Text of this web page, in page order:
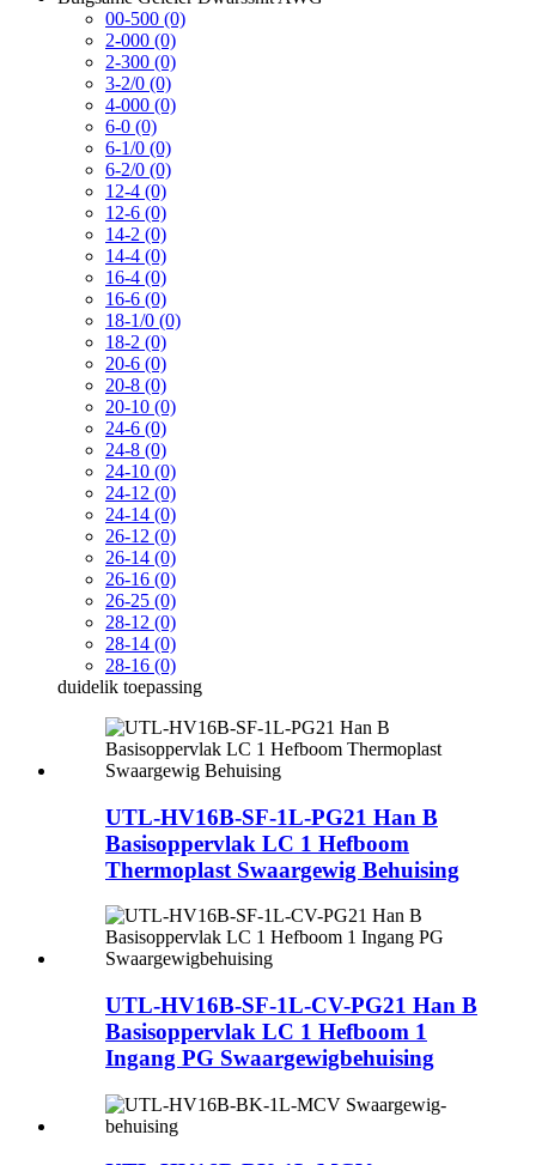
00-500 (0)
2-000 (0)
2-300 (0)
3-2/0 (0)
4-000 (0)
6-0 (0)
6-1/0 (0)
6-2/0 (0)
12-4 (0)
12-6 (0)
14-2 (0)
14-4 (0)
16-4 (0)
16-6 (0)
18-1/0 (0)
18-2 (0)
20-6 (0)
20-8 (0)
20-10 (0)
24-6 (0)
24-8 (0)
24-10 (0)
24-12 (0)
24-14 (0)
26-12 (0)
26-14 (0)
26-16 (0)
26-25 (0)
28-12 (0)
28-14 (0)
28-16 (0)
duidelik toepassing
UTL-HV16B-SF-1L-PG21 Han B
Basisoppervlak LC 1 Hefboom
Thermoplast Swaargewig Behuising
UTL-HV16B-SF-1L-CV-PG21 Han B
Basisoppervlak LC 1 Hefboom 1
Ingang PG Swaargewigbehuising